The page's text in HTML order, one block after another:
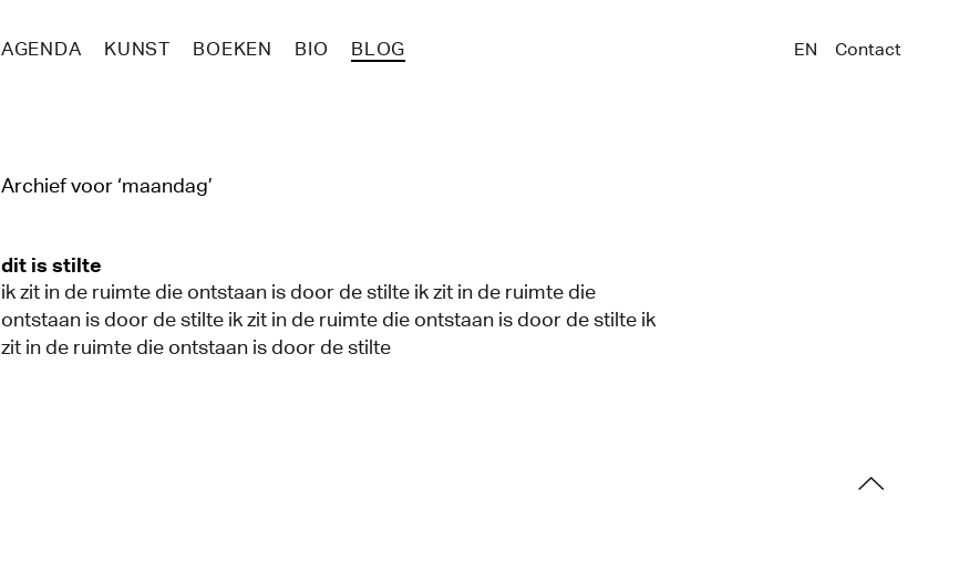
AGENDA KUNST BOEKEN BIO BLOG EN Contact
Archief voor ‘maandag’
dit is stilte
ik zit in de ruimte die ontstaan is door de stilte ik zit in de ruimte die
ontstaan is door de stilte ik zit in de ruimte die ontstaan is door de stilte ik
zit in de ruimte die ontstaan is door de stilte